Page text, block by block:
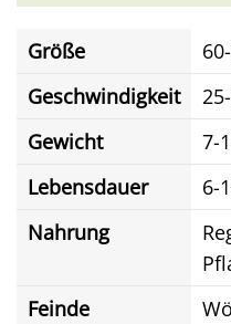
Größe
Geschwindigkeit
Gewicht
7-
Lebensdauer
6-
Nahrung
Feinde